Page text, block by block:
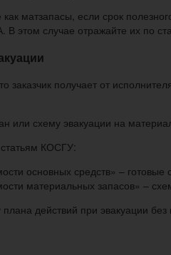
матзапасы, если срок
этом случае отражайте их по
заказчик получает от
или схему эвакуации на
КОСГУ:
основных средств» –
материальных запасов» –
плана действий при эвакуации